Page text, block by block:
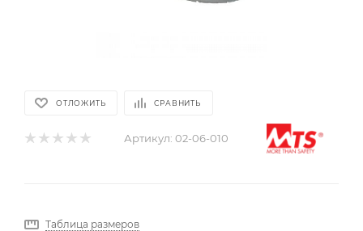
ОТЛОЖИТЬ СРАВНИТЬ
Артикул: 02-06-010
Таблица размеров